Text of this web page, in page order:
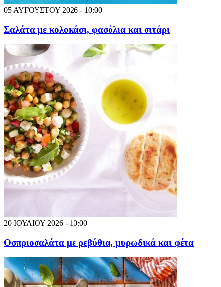
05 ΑΥΓΟΥΣΤΟΥ 2026 - 10:00
Σαλάτα με κολοκάσι, φασόλια και σιτάρι
20 ΙΟΥΛΙΟΥ 2026 - 10:00
Οσπριοσαλάτα με ρεβύθια, μυρωδικά και φέτα